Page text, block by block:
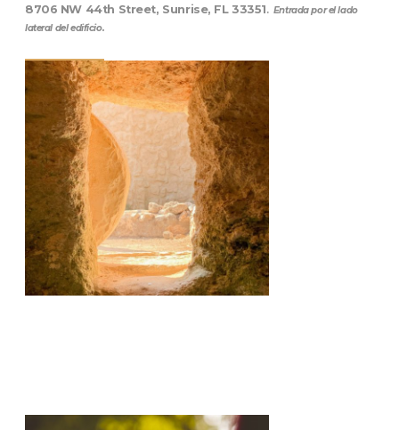
8706 NW 44th Street, Sunrise, FL 33351. Entrada por el lado
lateral del edificio.